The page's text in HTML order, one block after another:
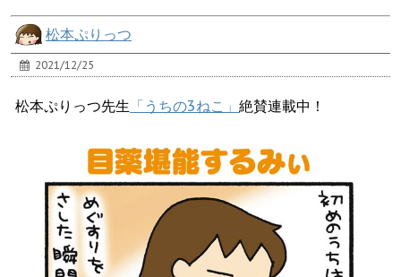
松本ぷりっつ
2021/12/25
松本ぷりっつ先生 「うちの3ねこ」 絶賛連載中！